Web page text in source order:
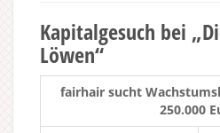
Kapitalgesuch bei
Löwen“
fairhair sucht
250.000